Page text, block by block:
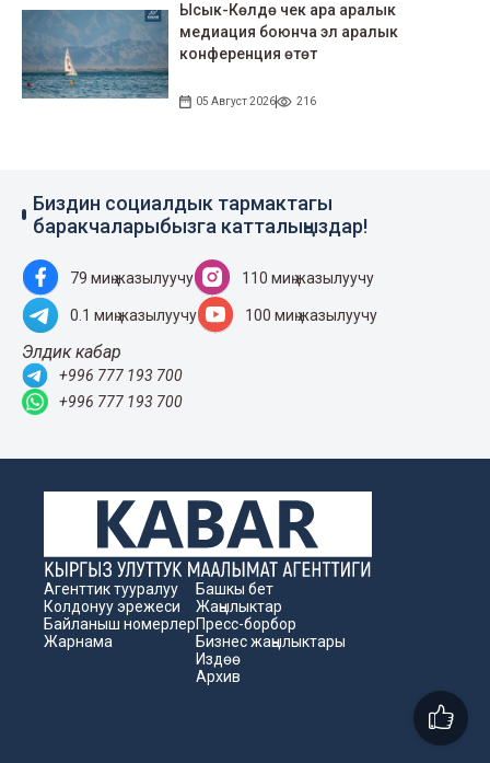
Ысык-Көлдө чек ара аралык
медиация боюнча эл аралык
конференция өтөт
05 Август 2026 216
Биздин социалдык тармактагы
баракчаларыбызга катталыңыздар!
79 миң жазылуучу 110 миң жазылуучу
0.1 миң жазылуучу 100 миң жазылуучу
Элдик кабар
+996 777 193 700
+996 777 193 700
Агенттик тууралуу
Колдонуу эрежеси
Байланыш номерлер
Жарнама
Башкы бет
Жаңылыктар
Пресс-борбор
Бизнес жаңылыктары
Издөө
Архив